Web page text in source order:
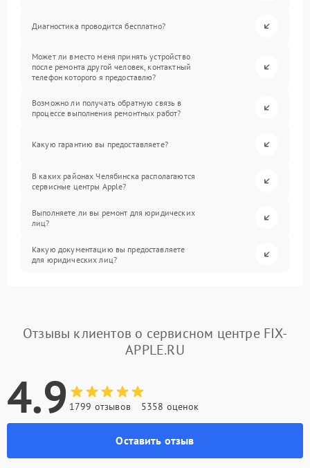
Диагностика проводится бесплатно?
Может ли вместо меня принять устройство
после ремонта другой человек, контактный
телефон которого я предоставлю?
Возможно ли получать обратную связь в
процессе выполнения ремонтных работ?
Какую гарантию вы предоставляете?
В каких районах Челябинска располагаются
сервисные центры Apple?
Выполняете ли вы ремонт для юридических
лиц?
Какую документацию вы предоставляете
для юридических лиц?
Отзывы клиентов о сервисном центре FIX-
APPLE.RU
4.9 1799 отзывов 5358 оценок
Оставить отзыв